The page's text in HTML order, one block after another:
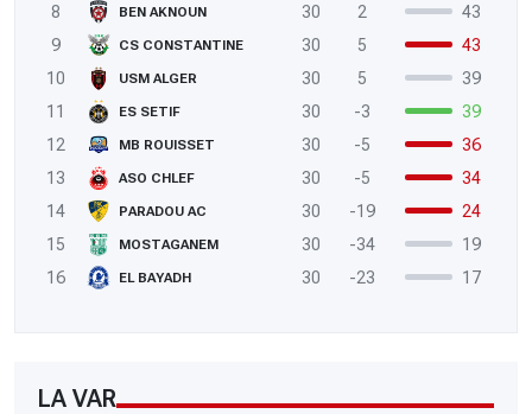
8
BEN AKNOUN 30 2
43
9
CS CONSTANTINE 30 5
43
10
USM ALGER 30 5
39
11
ES SETIF 30 -3
39
12
MB ROUISSET 30 -5
36
13
ASO CHLEF 30 -5
34
14
PARADOU AC 30 -19
24
15
MOSTAGANEM 30 -34
19
16
EL BAYADH 30 -23 17
LA VAR